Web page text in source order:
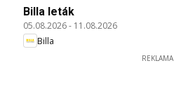
Billa leták
05.08.2026- 11.08.2026
Billa
REKLAMA